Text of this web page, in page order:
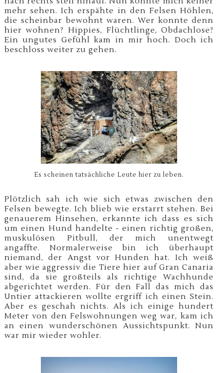
mehr sehen. Ich erspähte in den Felsen Höhlen,
die scheinbar bewohnt waren. Wer konnte denn
hier wohnen? Hippies, Flüchtlinge, Obdachlose?
Ein ungutes Gefühl kam in mir hoch. Doch ich
beschloss weiter zu gehen.
Es scheinen tatsächliche Leute hier zu leben.
Plötzlich sah ich wie sich etwas zwischen den
Felsen bewegte. Ich blieb wie erstarrt stehen. Bei
genauerem Hinsehen, erkannte ich dass es sich
um einen Hund handelte - einen richtig großen,
muskulösen Pitbull, der mich unentwegt
angaffte. Normalerweise bin ich überhaupt
niemand, der Angst vor Hunden hat. Ich weiß
aber wie aggressiv die Tiere hier auf Gran Canaria
sind, da sie großteils als richtige Wachhunde
abgerichtet werden. Für den Fall das mich das
Untier attackieren wollte ergriff ich einen Stein.
Aber es geschah nichts. Als ich einige hundert
Meter von den Felswohnungen weg war, kam ich
an einen wunderschönen Aussichtspunkt. Nun
war mir wieder wohler.